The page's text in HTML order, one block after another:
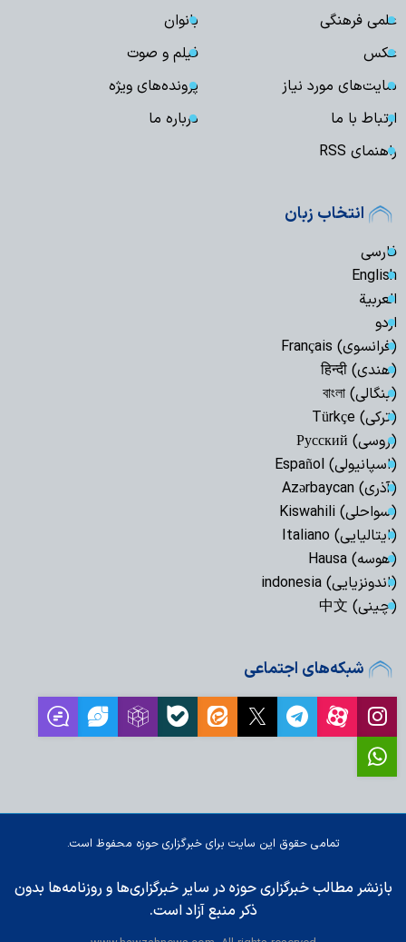
علمی فرهنگی
بانوان
عکس
فیلم و صوت
سایت‌های مورد نیاز
پرونده‌های ویژه
ارتباط با ما
درباره ما
راهنمای RSS
انتخاب زبان
فارسی
English
العربیة
اردو
(فرانسوی) Français
(هندی) हिन्दी
(بنگالی) বাংলা
(ترکی) Türkçe
(روسی) Русский
(اسپانیولی) Español
(آذری) Azərbaycan
(سواحلی) Kiswahili
(ایتالیایی) Italiano
(هوسه) Hausa
(اندونزیایی) indonesia
(چینی) 中文
شبکه‌های اجتماعی
تمامی حقوق این سایت برای خبرگزاری حوزه محفوظ است.
بازنشر مطالب خبرگزاری حوزه در سایر خبرگزاری‌ها و روزنامه‌ها بدون
ذکر منبع آزاد است.